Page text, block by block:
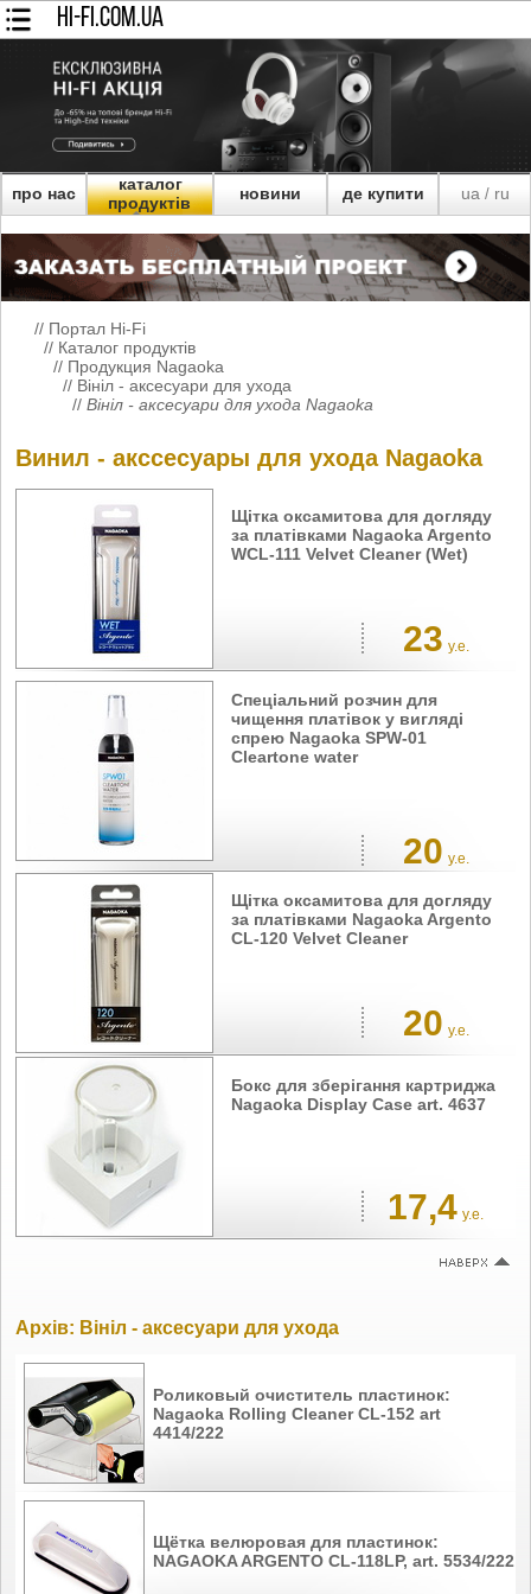
HI-FI.COM.UA
про нас
каталог
продуктів
новини де купити ua/ ru
// Портал Hi-Fi
// Каталог продуктів
// Продукция Nagaoka
// Вініл - аксесуари для ухода
// Вініл - аксесуари для ухода Nagaoka
Винил - акссесуары для ухода Nagaoka
Щітка оксамитова для догляду
за платівками Nagaoka Argento
WCL-111 Velvet Cleaner (Wet)
23 у.е.
Спеціальний розчин для
чищення платівок у вигляді
спрею Nagaoka SPW-01
Cleartone water
20 у.е.
Щітка оксамитова для догляду
за платівками Nagaoka Argento
CL-120 Velvet Cleaner
20 у.е.
Бокс для зберігання картриджа
Nagaoka Display Case art. 4637
17,4 у.е.
Архів: Вініл - аксесуари для ухода
Роликовый очиститель пластинок:
Nagaoka Rolling Cleaner CL-152 art
4414/222
Щётка велюровая для пластинок:
NAGAOKA ARGENTO CL-118LP, art. 5534/222